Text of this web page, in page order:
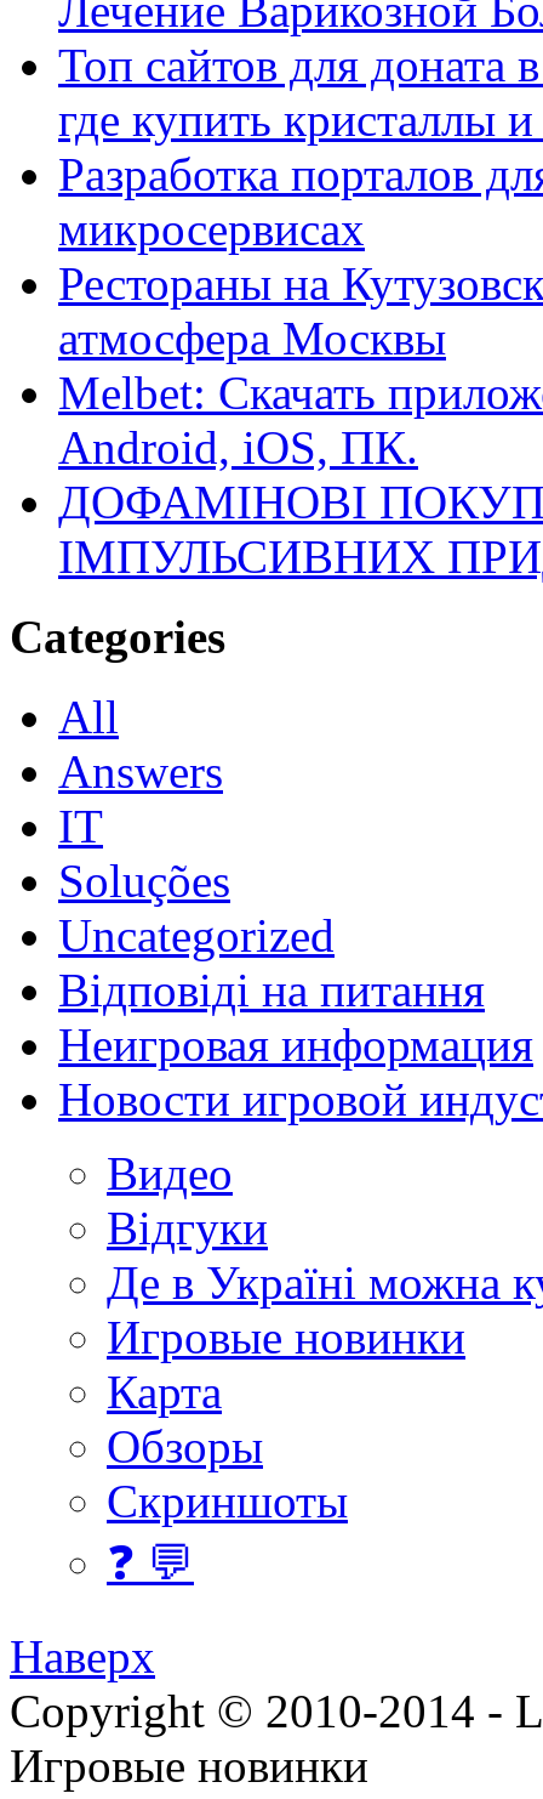
Топ сайтов для
где купить кристаллы
Разработка порталов
микросервисах
Рестораны на
атмосфера Москвы
Melbet: Скачать
Android, iOS, ПК.
ДОФАМІНОВІ
ІМПУЛЬСИВНИХ
Categories
All
Answers
IT
Soluções
Uncategorized
Відповіді на питання
Неигровая информация
Новости игровой
Видео
Відгуки
Де в Україні можна
Игровые новинки
Карта
Обзоры
Скриншоты
❓ 💬
Наверх
Copyright © 2010-2014 -
Игровые новинки